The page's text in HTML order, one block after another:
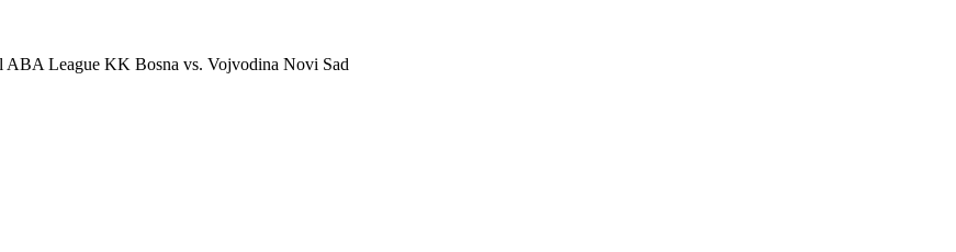
League KK Bosna vs. Vojvodina Novi Sad